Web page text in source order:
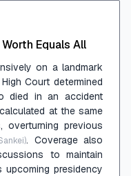
Equals All
on a landmark
Court determined
died in an accident
at the same
overturning previous
. Coverage also
to maintain
upcoming presidency